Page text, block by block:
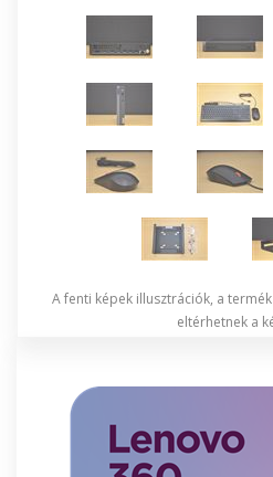
A fenti képek illusztrációk, a
eltérhetnek a